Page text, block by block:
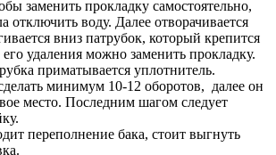
заменить прокладку самостоятельно,
отключить воду. Далее отворачивается
вниз патрубок, который крепится
удаления можно заменить прокладку.
приматывается уплотнитель.
минимум 10-12 оборотов, далее он
место. Последним шагом следует
переполнение бака, стоит выгнуть